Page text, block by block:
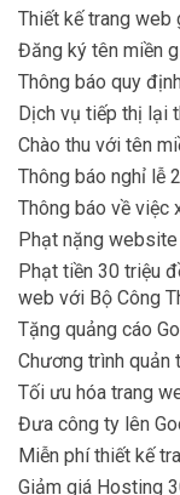
Thiết kế trang web
Đăng ký tên miền
Thông báo quy
Dịch vụ tiếp thị lại
Chào thu với tên
Thông báo nghỉ lễ
Thông báo về việc
Phạt nặng
Phạt tiền 30 triệu
web với Bộ Công
Tặng quảng cáo
Chương trình quản
Tối ưu hóa trang
Đưa công ty lên
Miễn phí thiết kế
Giảm giá Hosting